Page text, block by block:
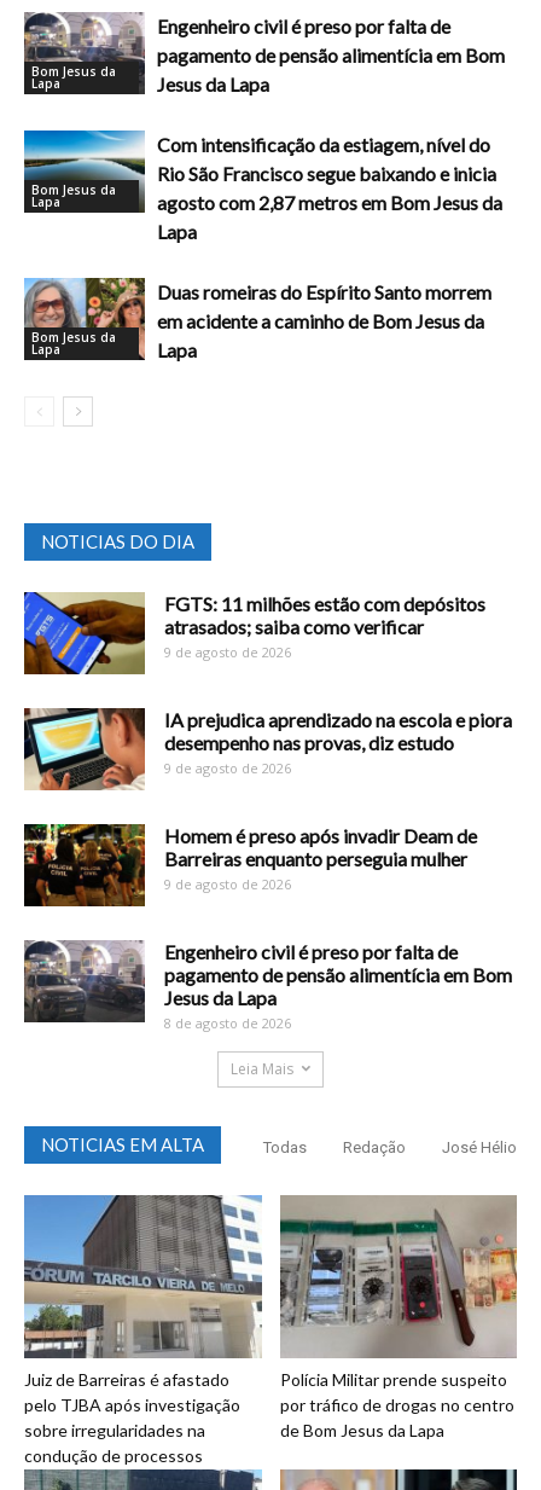
Bom Jesus da
Lapa
Engenheiro civil é preso por falta de
pagamento de pensão alimentícia em Bom
Jesus da Lapa
Bom Jesus da
Lapa
Com intensificação da estiagem, nível do
Rio São Francisco segue baixando e inicia
agosto com 2,87 metros em Bom Jesus da
Lapa
Bom Jesus da
Lapa
Duas romeiras do Espírito Santo morrem
em acidente a caminho de Bom Jesus da
Lapa
NOTICIAS DO DIA
FGTS: 11 milhões estão com depósitos
atrasados; saiba como verificar
9 de agosto de 2026
IA prejudica aprendizado na escola e piora
desempenho nas provas, diz estudo
9 de agosto de 2026
Homem é preso após invadir Deam de
Barreiras enquanto perseguia mulher
9 de agosto de 2026
Engenheiro civil é preso por falta de
pagamento de pensão alimentícia em Bom
Jesus da Lapa
8 de agosto de 2026
Leia Mais
NOTICIAS EM ALTA Todas Redação José Hélio
Juiz de Barreiras é afastado
pelo TJBA após investigação
sobre irregularidades na
condução de processos
Polícia Militar prende suspeito
por tráfico de drogas no centro
de Bom Jesus da Lapa